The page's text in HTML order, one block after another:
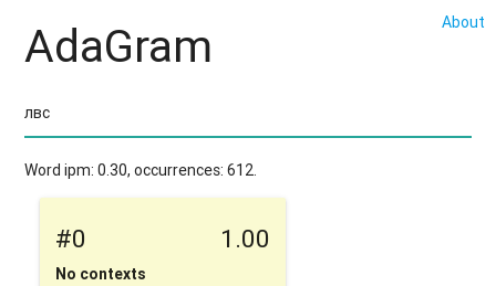
About
AdaGram
Word ipm: 0.30, occurrences: 612.
#0 1.00
No contexts